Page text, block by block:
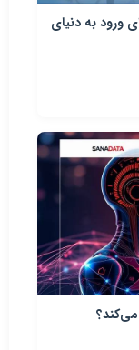
ورود به دنیای